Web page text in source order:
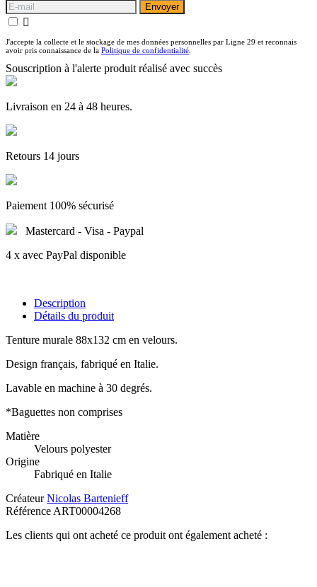
Envoyer

J'accepte la collecte et le stockage de mes données personnelles par Ligne 29 et reconnais
avoir pris connaissance de la Politique de confidentialité.
Souscription à l'alerte produit réalisé avec succès
Livraison en 24 à 48 heures.
Retours 14 jours
Paiement 100% sécurisé
Mastercard - Visa - Paypal
4 x avec PayPal disponible
Description
Détails du produit
Tenture murale 88x132 cm en velours.
Design français, fabriqué en Italie.
Lavable en machine à 30 degrés.
*Baguettes non comprises
Matière
Velours polyester
Origine
Fabriqué en Italie
Créateur Nicolas Bartenieff
RéférenceART00004268
Les clients qui ont acheté ce produit ont également acheté :